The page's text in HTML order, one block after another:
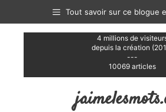
contenu
Tout savoir sur ce blogue
4 millions de
depuis la création
---
10069 articles